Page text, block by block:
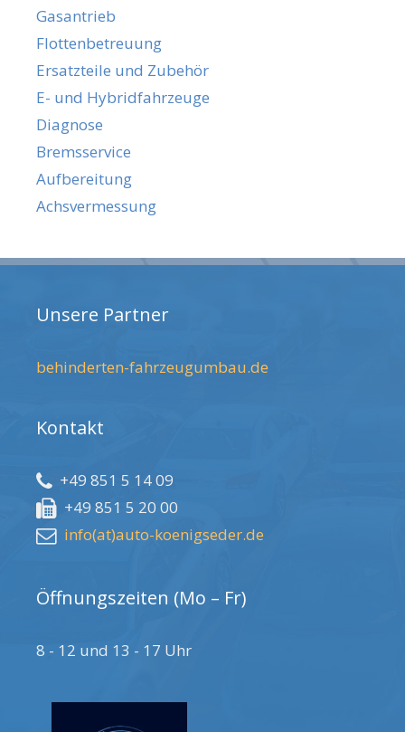
Gasantrieb
Flottenbetreuung
Ersatzteile und Zubehör
E- und Hybridfahrzeuge
Diagnose
Bremsservice
Aufbereitung
Achsvermessung
Unsere Partner
behinderten-fahrzeugumbau.de
Kontakt
+49 851 5 14 09
+49 851 5 20 00
info(at)auto-koenigseder.de
Öffnungszeiten (Mo – Fr)
8 - 12 und 13 - 17 Uhr